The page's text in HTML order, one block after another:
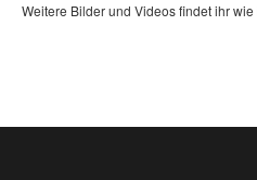
Weitere Bilder und Videos findet ihr wie